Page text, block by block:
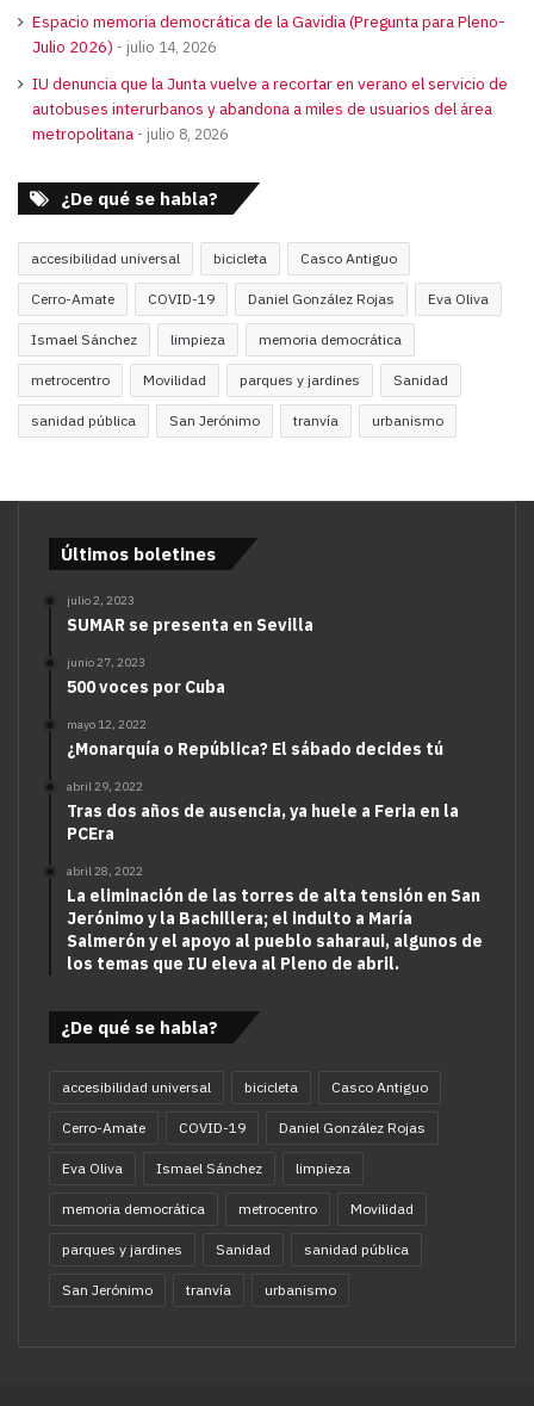
Espacio memoria democrática de la Gavidia (Pregunta para Pleno-
Julio 2026)
julio 14, 2026
IU denuncia que la Junta vuelve a recortar en verano el servicio de
autobuses interurbanos y abandona a miles de usuarios del área
metropolitana
julio 8, 2026
¿De qué se habla?
accesibilidad universal bicicleta Casco Antiguo
Cerro-Amate COVID-19 Daniel González Rojas Eva Oliva
Ismael Sánchez limpieza memoria democrática
metrocentro Movilidad parques y jardines Sanidad
sanidad pública San Jerónimo tranvía urbanismo
Últimos boletines
julio 2, 2023
SUMAR se presenta en Sevilla
junio 27, 2023
500 voces por Cuba
mayo 12, 2022
¿Monarquía o República? El sábado decides tú
abril 29, 2022
Tras dos años de ausencia, ya huele a Feria en la
PCEra
abril 28, 2022
La eliminación de las torres de alta tensión en San
Jerónimo y la Bachillera; el indulto a María
Salmerón y el apoyo al pueblo saharaui, algunos de
los temas que IU eleva al Pleno de abril.
¿De qué se habla?
accesibilidad universal bicicleta Casco Antiguo
Cerro-Amate COVID-19 Daniel González Rojas
Eva Oliva Ismael Sánchez limpieza
memoria democrática metrocentro Movilidad
parques y jardines Sanidad sanidad pública
San Jerónimo tranvía urbanismo